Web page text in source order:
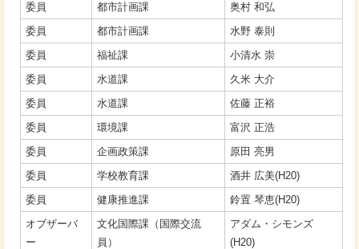
委員
都市計画課
奥村 和弘
委員
都市計画課
水野 泰則
委員
福祉課
小清水 崇
委員
水道課
久米 大介
委員
水道課
佐藤 正裕
委員
環境課
富沢 正浩
委員
企画政策課
原田 亮男
委員
学校教育課
酒井 広美(H20)
委員
健康推進課
鈴置 琴恵(H20)
オブザーバ
ー
文化国際課（国際交流
員）
アダム・シモンズ
(H20)